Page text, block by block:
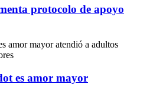
protocolo de apoyo
es amor mayor